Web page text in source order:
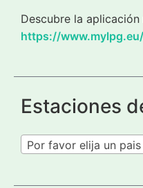
Descubre la
https://
Estaciones
Por favor elija un pais